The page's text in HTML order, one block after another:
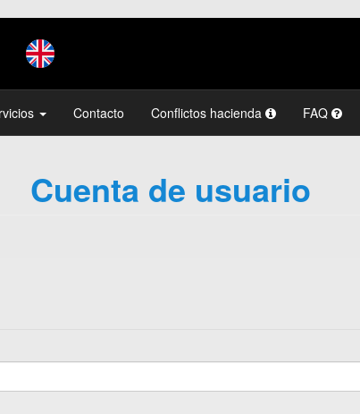
Contacto Conflictos hacienda FAQ
Cuenta de usuario